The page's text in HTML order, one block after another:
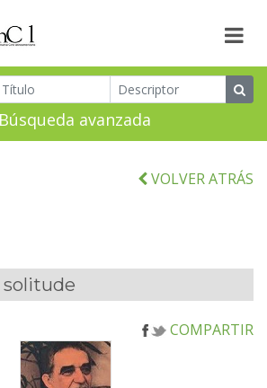
Búsqueda avanzada
VOLVER ATRÁS
solitude
COMPARTIR